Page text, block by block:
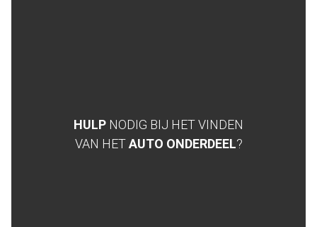
HULP NODIG BIJ HET VINDEN
VAN HETAUTO ONDERDEEL?